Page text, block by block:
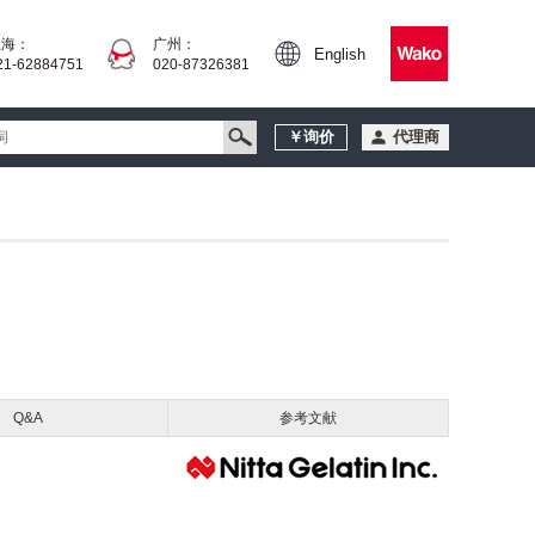
：
62884751
广州：
020-87326381
English
￥询价 代理商
Q&A 参考文献